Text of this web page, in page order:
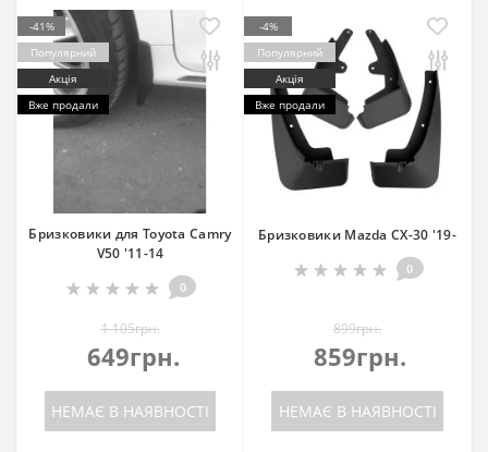
-41%
Популярний
Акція
Вже продали
Бризковики для Toyota Camry
V50 '11-14
0
1 105грн.
649грн.
НЕМАЄ В НАЯВНОСТІ
-4%
Популярний
Акція
Вже продали
Бризковики Mazda CX-30 '19-
0
899грн.
859грн.
НЕМАЄ В НАЯВНОСТІ